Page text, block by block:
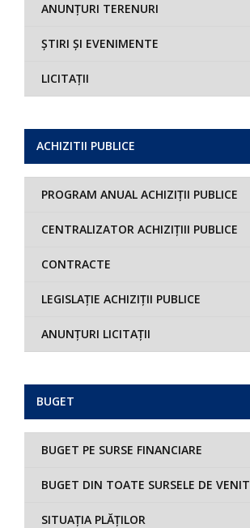
ANUNȚURI TERENURI
ȘTIRI ȘI EVENIMENTE
LICITAȚII
ACHIZITII PUBLICE
PROGRAM ANUAL ACHIZIȚII PUBLICE
CENTRALIZATOR ACHIZIȚIII PUBLICE
CONTRACTE
LEGISLAȚIE ACHIZIȚII PUBLICE
ANUNȚURI LICITAȚII
BUGET
BUGET PE SURSE FINANCIARE
BUGET DIN TOATE SURSELE DE VENIT
SITUAȚIA PLĂȚILOR